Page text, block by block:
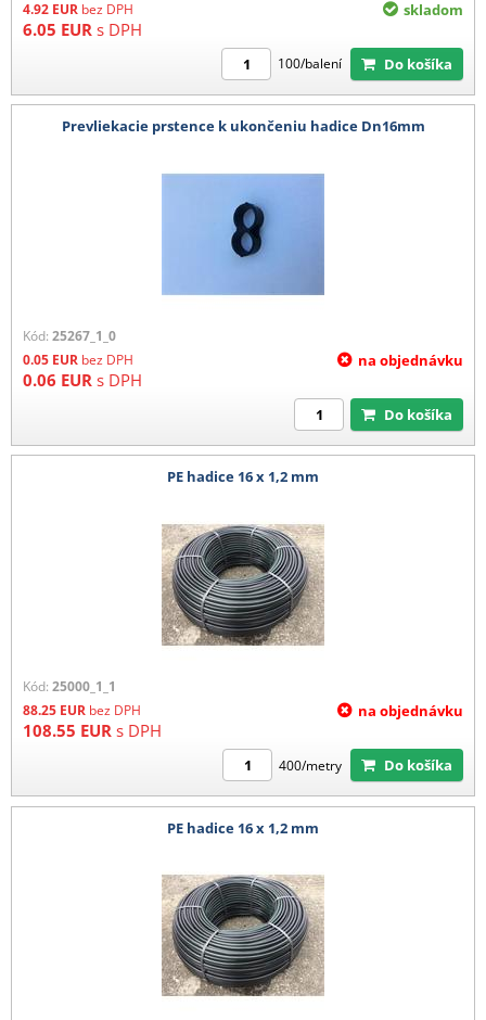
4.92 EUR bez DPH
6.05 EUR s DPH
skladom
100/balení Do košíka
Prevliekacie prstence k ukončeniu hadice Dn16mm
Kód: 25267_1_0
0.05 EUR bez DPH
0.06 EUR s DPH
na objednávku
Do košíka
PE hadice 16 x 1,2 mm
Kód: 25000_1_1
88.25 EUR bez DPH
108.55 EUR s DPH
na objednávku
400/metry Do košíka
PE hadice 16 x 1,2 mm